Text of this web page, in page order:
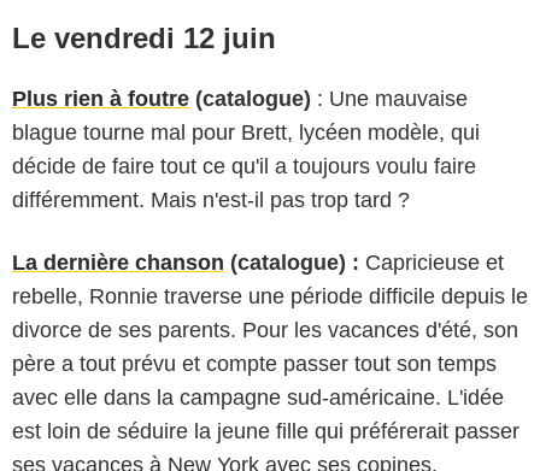
Le vendredi 12 juin
Plus rien à foutre (catalogue) : Une mauvaise
blague tourne mal pour Brett, lycéen modèle, qui
décide de faire tout ce qu'il a toujours voulu faire
différemment. Mais n'est-il pas trop tard ?
La dernière chanson (catalogue) : Capricieuse et
rebelle, Ronnie traverse une période difficile depuis le
divorce de ses parents. Pour les vacances d'été, son
père a tout prévu et compte passer tout son temps
avec elle dans la campagne sud-américaine. L'idée
est loin de séduire la jeune fille qui préférerait passer
ses vacances à New York avec ses copines.